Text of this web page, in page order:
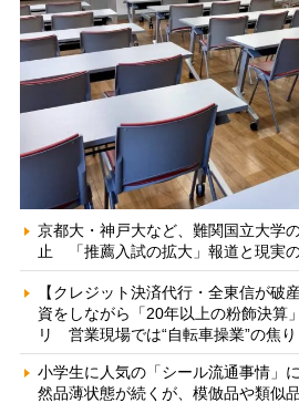
京都大・神戸大など、難関国立大学
止 「推薦入試の拡大」報道と現実
【クレジット決済代行・全東信が破
資をしながら「20年以上の粉飾決算
リ 営業現場では“自転車操業”の焦
小学生に人気の「シール流通事情」
然品薄状態が続くが、模倣品や類似